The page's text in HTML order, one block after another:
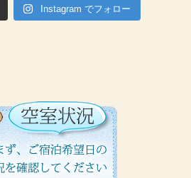
Instagram でフォロー